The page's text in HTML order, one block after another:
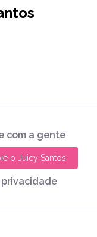
com a gente
o Juicy Santos
privacidade